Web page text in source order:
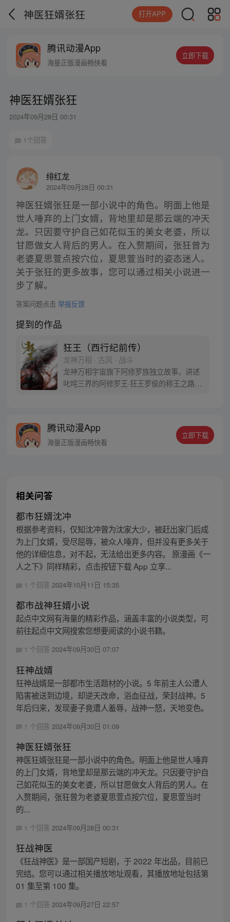
神医狂婿张狂 打开APP
腾讯动漫App
海量正版漫画畅快看
立即下载
神医狂婿张狂
2024年09月28日 00:31
1个回答
绯红龙
2024年09月28日 00:31
神医狂婿张狂是一部小说中的角色。明面上他是
世人唾弃的上门女婿，背地里却是那云端的冲天
龙。只因要守护自己如花似玉的美女老婆，所以
甘愿做女人背后的男人。在入赘期间，张狂曾为
老婆夏思萱点按穴位，夏思萱当时的姿态迷人。
关于张狂的更多故事，您可以通过相关小说进一
步了解。
答案问题点击 举报反馈
提到的作品
狂王（西行纪前传）
龙神万相 · 古风 · 战斗
龙神万相宇宙旗下阿修罗族独立故事，讲述
叱咤三界的阿修罗王·狂王罗侯的称王之路。
有鱼最终背负挚友的信念成为阿修罗王—狂
王，更名罗侯。天界与阿修罗的百年大战随
腾讯动漫App
海量正版漫画畅快看
立即下载
相关问答
都市狂婿沈冲
根据参考资料，仅知沈冲曾为沈家大少，被赶出家门后成
为上门女婿，受尽屈辱，被众人唾弃，但并没有更多关于
他的详细信息，对不起，无法给出更多内容。 原漫画《一
人之下》同样精彩，点击按钮下载 App 立享...
1 个回答 2024年10月11日 15:35
都市战神狂婿小说
起点中文网有海量的精彩作品，涵盖丰富的小说类型，可
前往起点中文网搜索您想要阅读的小说书籍。
1 个回答 2024年09月30日 07:07
狂神战婿
狂神战婿是一部都市生活题材的小说。5 年前主人公遭人
陷害被送到边境，却逆天改命，浴血征战，荣封战神。5
年后归来，发现妻子竟遭人羞辱，战神一怒，天地变色。
1 个回答 2024年09月30日 01:09
神医狂婿张狂
神医狂婿张狂是一部小说中的角色。明面上他是世人唾弃
的上门女婿，背地里却是那云端的冲天龙。只因要守护自
己如花似玉的美女老婆，所以甘愿做女人背后的男人。在
入赘期间，张狂曾为老婆夏思萱点按穴位，夏思萱当时
的...
1 个回答 2024年09月28日 00:31
狂战神医
《狂战神医》是一部国产短剧，于 2022 年出品，目前已
完结。您可以通过相关播放地址观看，其播放地址包括第
01 集至第 100 集。
1 个回答 2024年09月27日 22:57